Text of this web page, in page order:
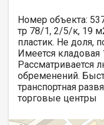
Номер объекта:
тр 78/1, 2/5/к, 19
пластик. Не доля,
Имеется кладовая
Рассматривается
обременений.
транспортная
торговые центры